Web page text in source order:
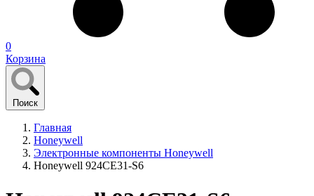
0
Корзина
Поиск
Главная
Honeywell
Электронные компоненты Honeywell
Honeywell 924CE31-S6